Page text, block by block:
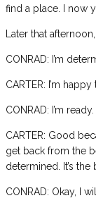
find a place. I now
Later that
CONRAD: I’m
CARTER: I’m happy
CONRAD: I’m ready.
CARTER: Good
get back from the
determined. It’s
CONRAD: Okay, I will.